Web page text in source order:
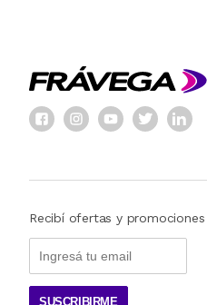
Recibí ofertas y promociones
SUSCRIBIRME